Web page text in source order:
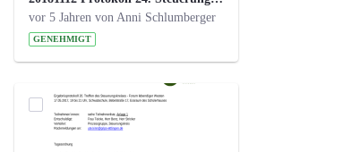
vor 5 Jahren von Anni Schlumberger
GENEHMIGT